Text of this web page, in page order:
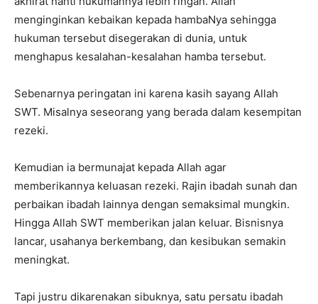
menginginkan kebaikan kepada hambaNya sehingga
hukuman tersebut disegerakan di dunia, untuk
menghapus kesalahan-kesalahan hamba tersebut.
Sebenarnya peringatan ini karena kasih sayang Allah
SWT. Misalnya seseorang yang berada dalam kesempitan
rezeki.
Kemudian ia bermunajat kepada Allah agar
memberikannya keluasan rezeki. Rajin ibadah sunah dan
perbaikan ibadah lainnya dengan semaksimal mungkin.
Hingga Allah SWT memberikan jalan keluar. Bisnisnya
lancar, usahanya berkembang, dan kesibukan semakin
meningkat.
Tapi justru dikarenakan sibuknya, satu persatu ibadah